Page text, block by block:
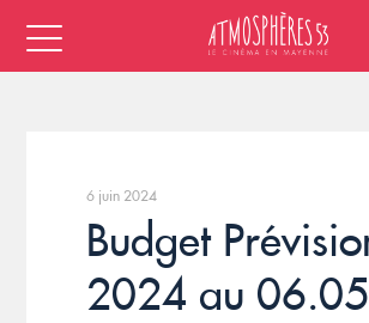
6 juin 2024
Budget
2024 au